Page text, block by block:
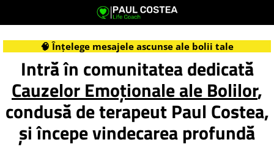
🧠 Înțelege mesajele ascunse ale bolii tale
Intră în comunitatea dedicată
Cauzelor Emoționale ale Bolilor,
condusă de terapeut Paul Costea,
și începe vindecarea profundă